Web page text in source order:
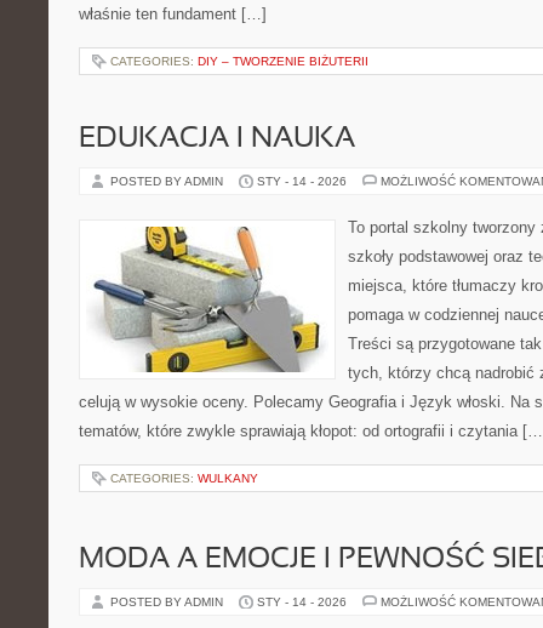
właśnie ten fundament […]
CATEGORIES: DIY – TWORZENIE BIŻUTERII
EDUKACJA I NAUKA
POSTED BY ADMIN STY - 14 - 2026 MOŻLIWOŚĆ
To portal szkolny tworzony
szkoły podstawowej oraz
miejsca, które tłumaczy
pomaga w codziennej
Treści są przygotowane
tych, którzy chcą nadrobić
celują w wysokie oceny. Polecamy Geografia i Język włoski. Na
tematów, które zwykle sprawiają kłopot: od ortografii i czytania
CATEGORIES: WULKANY
MODA A EMOCJE I PEWNOŚĆ
POSTED BY ADMIN STY - 14 - 2026 MOŻLIWOŚĆ